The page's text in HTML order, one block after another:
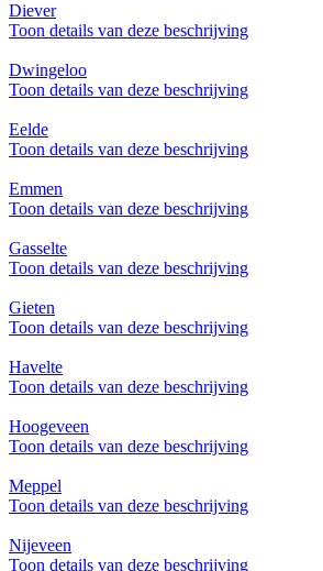
Diever
Toon details van deze beschrijving
Dwingeloo
Toon details van deze beschrijving
Eelde
Toon details van deze beschrijving
Emmen
Toon details van deze beschrijving
Gasselte
Toon details van deze beschrijving
Gieten
Toon details van deze beschrijving
Havelte
Toon details van deze beschrijving
Hoogeveen
Toon details van deze beschrijving
Meppel
Toon details van deze beschrijving
Nijeveen
Toon details van deze beschrijving